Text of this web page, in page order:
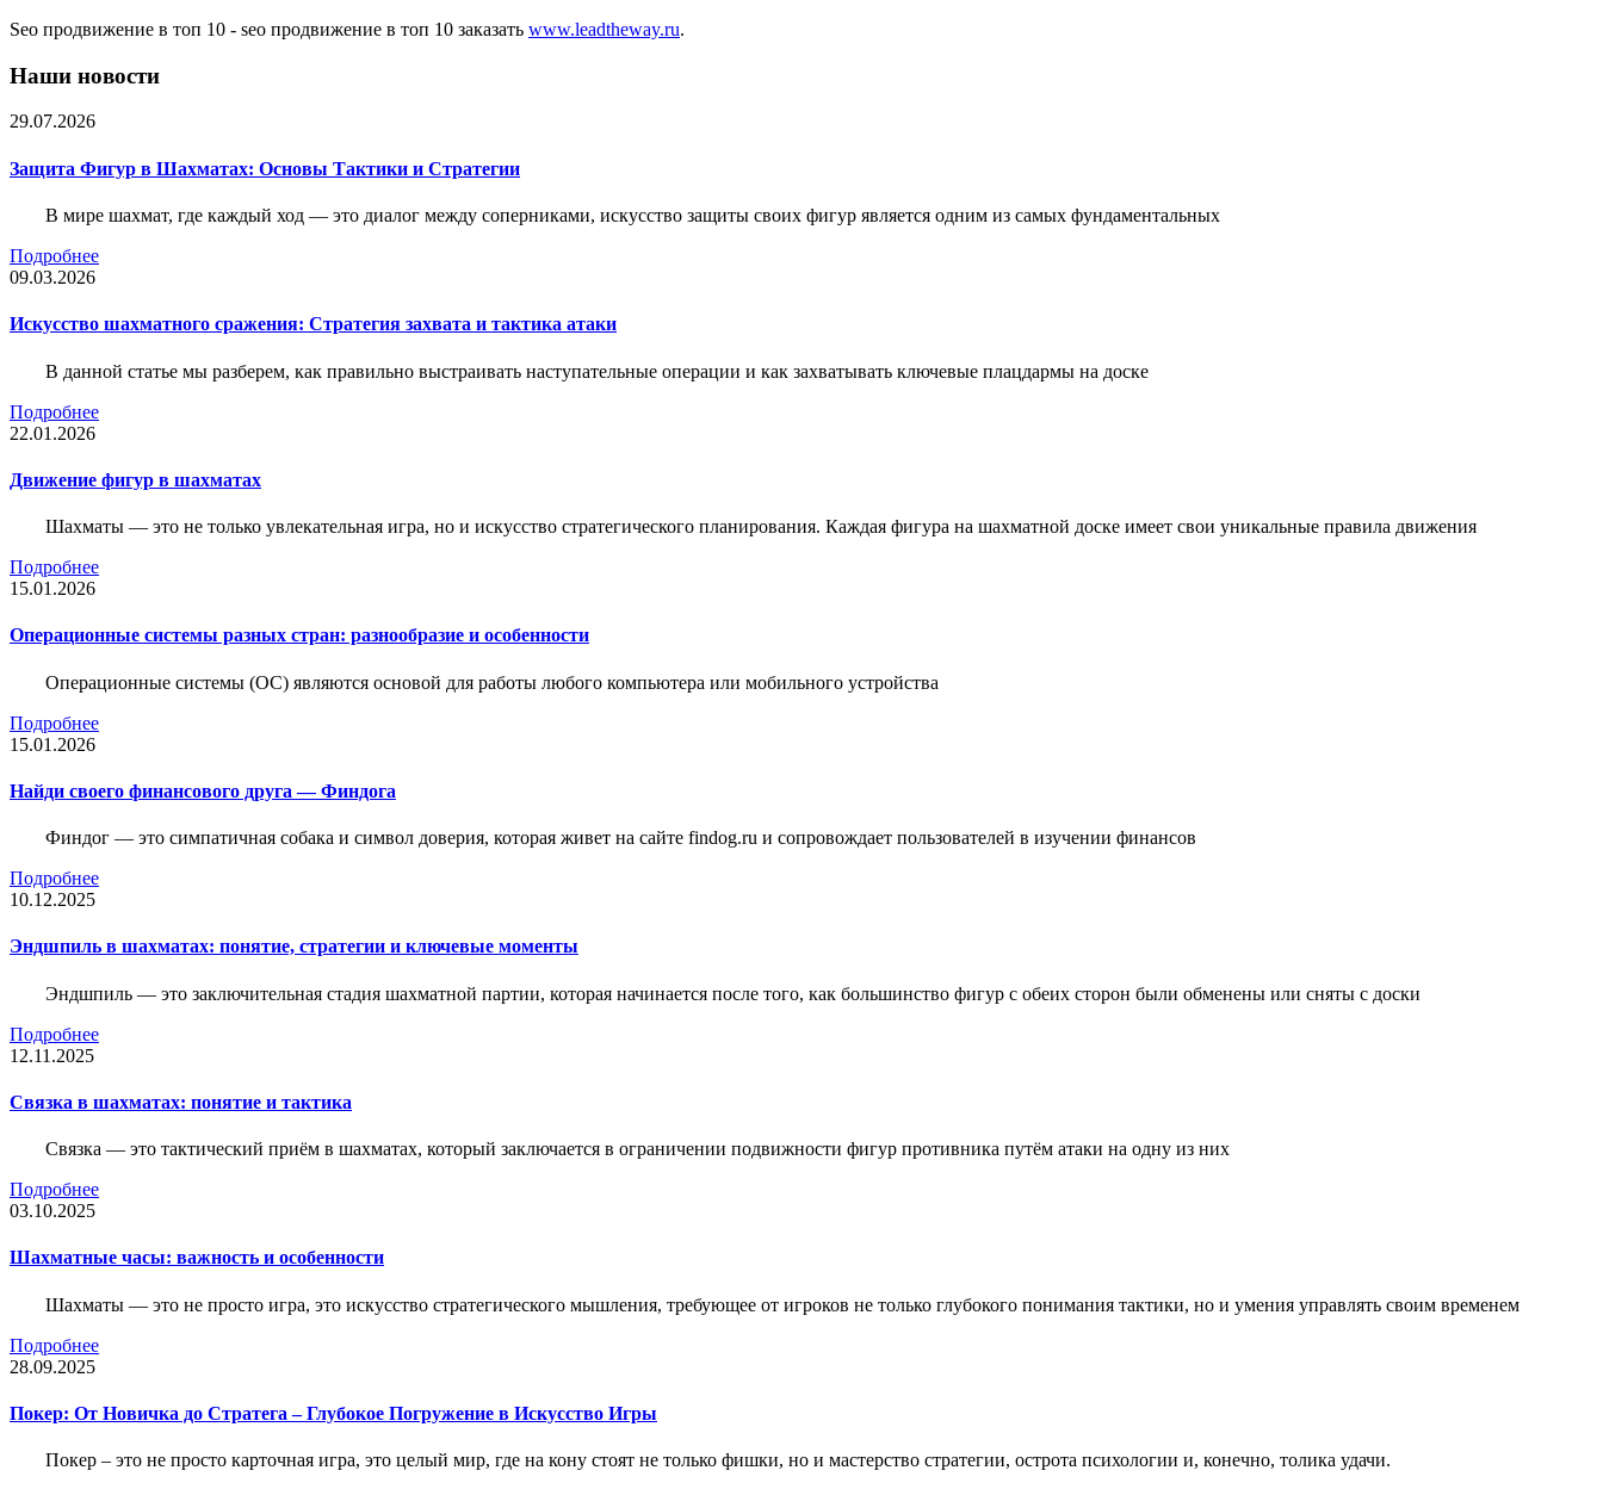
Seo продвижение в топ 10 - seo продвижение в топ 10 заказать www.leadtheway.ru.
Наши новости
29.07.2026
Защита Фигур в Шахматах: Основы Тактики и Стратегии
В мире шахмат, где каждый ход — это диалог между соперниками, искусство защиты своих фигур является одним из самых фундаментальных
Подробнее
09.03.2026
Искусство шахматного сражения: Стратегия захвата и тактика атаки
В данной статье мы разберем, как правильно выстраивать наступательные операции и как захватывать ключевые плацдармы на доске
Подробнее
22.01.2026
Движение фигур в шахматах
Шахматы — это не только увлекательная игра, но и искусство стратегического планирования. Каждая фигура на шахматной доске имеет свои уникальные правила движения
Подробнее
15.01.2026
Операционные системы разных стран: разнообразие и особенности
Операционные системы (ОС) являются основой для работы любого компьютера или мобильного устройства
Подробнее
15.01.2026
Найди своего финансового друга — Финдога
Финдог — это симпатичная собака и символ доверия, которая живет на сайте findog.ru и сопровождает пользователей в изучении финансов
Подробнее
10.12.2025
Эндшпиль в шахматах: понятие, стратегии и ключевые моменты
Эндшпиль — это заключительная стадия шахматной партии, которая начинается после того, как большинство фигур с обеих сторон были обменены или сняты с доски
Подробнее
12.11.2025
Связка в шахматах: понятие и тактика
Связка — это тактический приём в шахматах, который заключается в ограничении подвижности фигур противника путём атаки на одну из них
Подробнее
03.10.2025
Шахматные часы: важность и особенности
Шахматы — это не просто игра, это искусство стратегического мышления, требующее от игроков не только глубокого понимания тактики, но и умения управлять своим временем
Подробнее
28.09.2025
Покер: От Новичка до Стратега – Глубокое Погружение в Искусство Игры
Покер – это не просто карточная игра, это целый мир, где на кону стоят не только фишки, но и мастерство стратегии, острота психологии и, конечно, толика удачи.